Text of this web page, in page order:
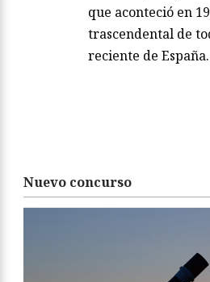
que aconteció en
trascendental de
reciente de España.
Nuevo concurso